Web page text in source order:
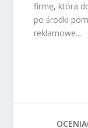
firmę, która
po środki
reklamowe....